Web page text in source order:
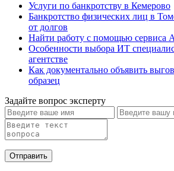
Услуги по банкротству в Кемерово
Банкротство физических лиц в
от долгов
Найти работу с помощью сервиса
Особенности выбора ИТ
агентстве
Как документально объявить
образец
Задайте вопрос эксперту